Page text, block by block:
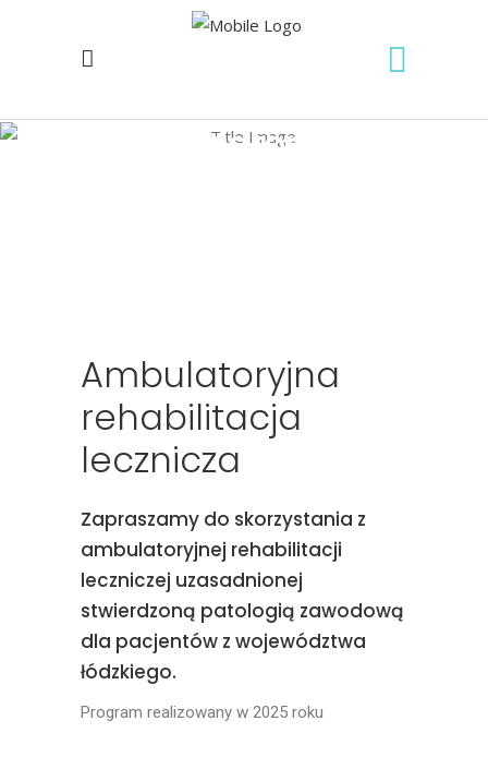
Ambulatoryjna
Ambulatoryjna
rehabilitacja
lecznicza
Zapraszamy do skorzystania z
ambulatoryjnej rehabilitacji
leczniczej uzasadnionej
stwierdzoną patologią zawodową
dla pacjentów z województwa
łódzkiego.
Program realizowany w 2025 roku